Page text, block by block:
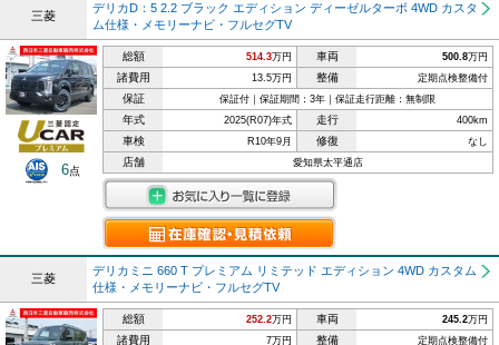
三菱
デリカD：5 2.2 ブラック エディション ディーゼルターボ 4WD カスタ
ム仕様・メモリーナビ・フルセグTV
6点
総額 514.3万円 車両 500.8万円
諸費用 13.5万円 整備 定期点検整備付
保証 保証付｜保証期間：3年｜保証走行距離：無制限
年式 2025(R07)年式 走行 400km
車検 R10年9月 修復 なし
店舗 愛知県太平通店
三菱
デリカミニ 660 T プレミアム リミテッド エディション 4WD カスタム
仕様・メモリーナビ・フルセグTV
総額 252.2万円 車両 245.2万円
諸費用 7万円 整備 定期点検整備付